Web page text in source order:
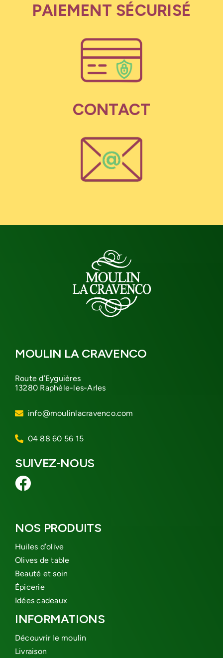
PAIEMENT SÉCURISÉ
CONTACT
MOULIN LA CRAVENCO
Route d’Eyguières
13280 Raphèle-les-Arles
info@moulinlacravenco.com
04 88 60 56 15
SUIVEZ-NOUS
NOS PRODUITS
Huiles d’olive
Olives de table
Beauté et soin
Épicerie
Idées cadeaux
INFORMATIONS
Découvrir le moulin
Livraison